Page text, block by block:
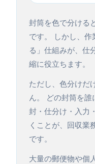
封筒を色で分ける
です。 しかし、
る」仕組みが、仕
縮に役立ちます。
ただし、色分けだ
ん。 どの封筒を
封・仕分け・入力
くことが、回収業
です。
大量の郵便物や個